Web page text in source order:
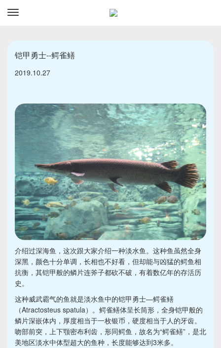
订
铠甲勇士--鳄雀鳝
2019.10.27
介绍过深海鱼，这次跟大家介绍一种淡水鱼。这种鱼虽然全身
深黑，颜色十分单调，长相也不好看，但却能与凶猛的鳄鱼相
抗衡，其铠甲般的鳞片连斧子都砍不破，有着数亿年的存活历
史。
这种威武霸气的鱼就是淡水鱼中的铠甲勇士—鳄雀鳝
（Atractosteus spatula）。鳄雀鳝体呈长筒形，全身铠甲般的
鳞片深嵌体内，厚度相当于一枚银币，硬度相当于人的牙齿。
吻部前突，上下颚密布利齿，形同鳄鱼，故名为“鳄雀鳝”，是北
美地区淡水中体型超大的鱼种，长度能够达到3米多。